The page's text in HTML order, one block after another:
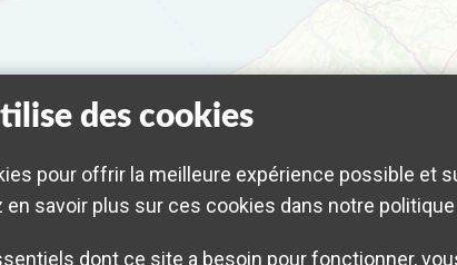
des cookies
pour offrir la meilleure expérience possible et
en savoir plus sur ces cookies dans notre
dont ce site a besoin pour fonctionner,